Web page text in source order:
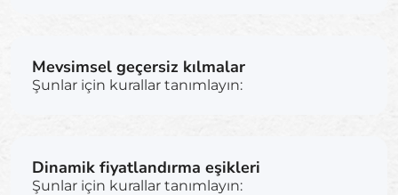
Mevsimsel geçersiz kılmalar
Şunlar için kurallar tanımlayın:
Dinamik fiyatlandırma eşikleri
Şunlar için kurallar tanımlayın: